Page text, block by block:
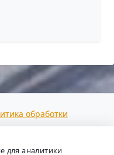
обработки
рейтинги и
для аналитики